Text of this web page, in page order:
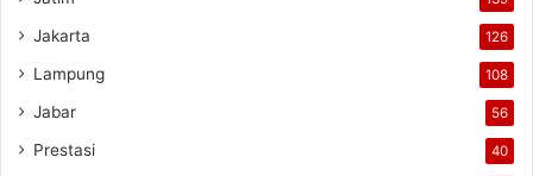
Jakarta 126
Lampung 108
Jabar 56
Prestasi 40